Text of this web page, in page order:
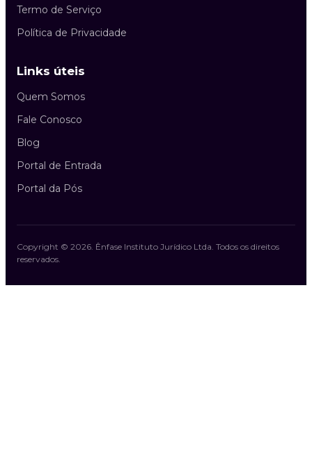
Termo de Serviço
Política de Privacidade
Links úteis
Quem Somos
Fale Conosco
Blog
Portal de Entrada
Portal da Pós
Copyright © 2026 Ênfase Instituto Jurídico Ltda . Todos os direitos
reservados.